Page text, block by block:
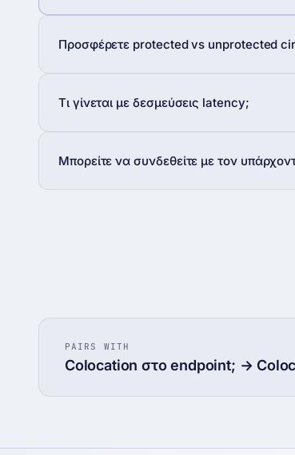
Προσφέρετε protected vs unprotected
Τι γίνεται με δεσμεύσεις latency;
Μπορείτε να συνδεθείτε με τον
PAIRS WITH
Colocation στο endpoint; →